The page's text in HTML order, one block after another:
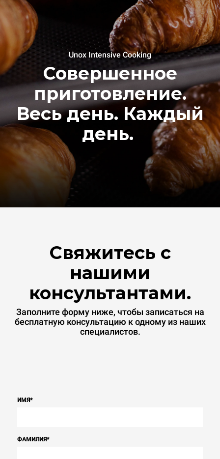
Unox Intensive Cooking
Совершенное
приготовление.
Весь день. Каждый
день.
Свяжитесь с
нашими
консультантами.
Заполните форму ниже, чтобы записаться на
бесплатную консультацию к одному из наших
специалистов.
ИМЯ*
ФАМИЛИЯ*